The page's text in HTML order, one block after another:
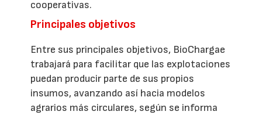
cooperativas.
Principales objetivos
Entre sus principales objetivos, BioChargae
trabajará para facilitar que las explotaciones
puedan producir parte de sus propios
insumos, avanzando así hacia modelos
agrarios más circulares, según se informa